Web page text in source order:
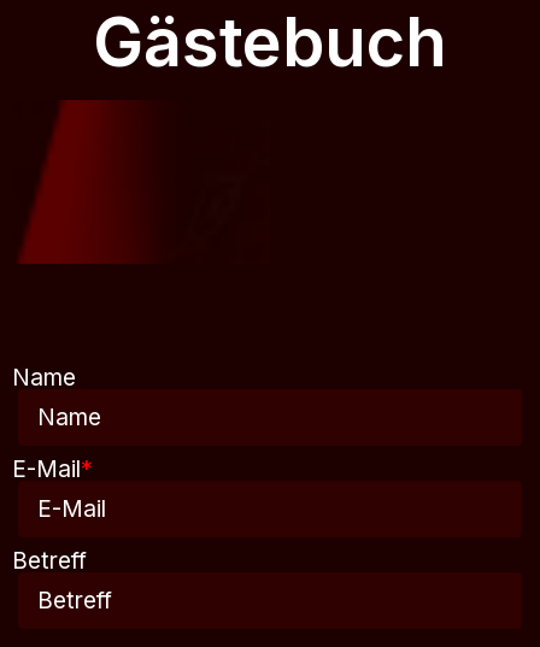
Gästebuch
Name
E-Mail*
Betreff